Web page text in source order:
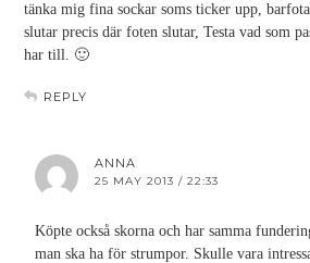
tänka mig fina sockar soms ticker upp,
slutar precis där foten slutar, Testa vad som
har till. 🙂
REPLY
ANNA
25 MAY 2013 / 22:33
Köpte också skorna och har samma
man ska ha för strumpor. Skulle vara